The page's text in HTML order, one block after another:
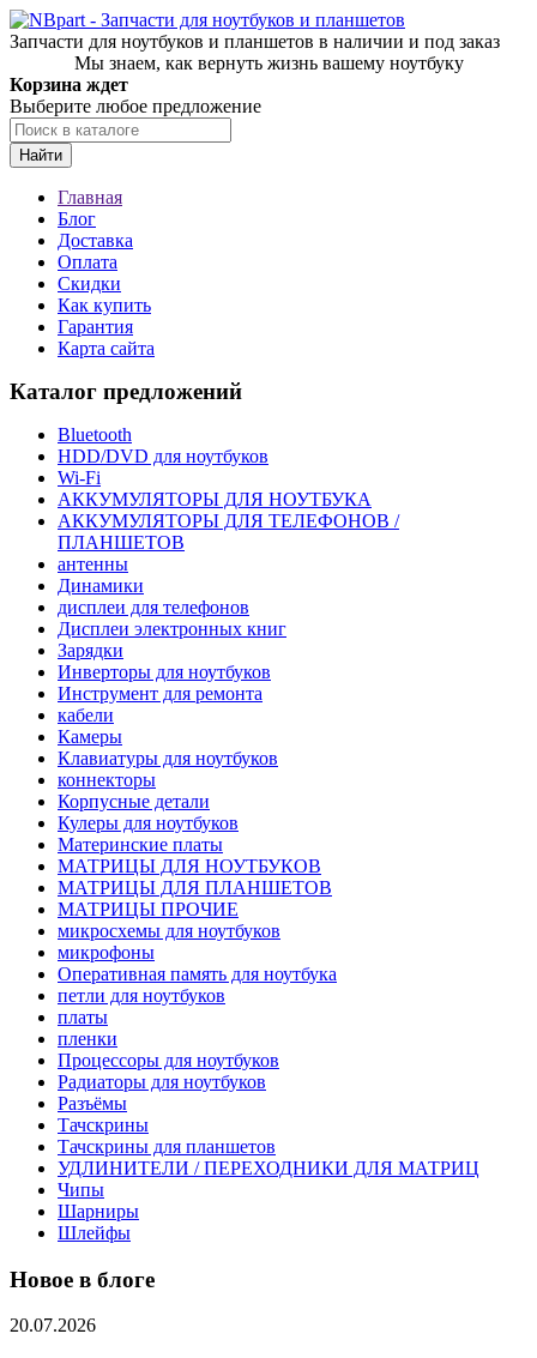
Запчасти для ноутбуков и планшетов в наличии и под заказ
Мы знаем, как вернуть жизнь вашему ноутбуку
Корзина ждет
Выберите любое предложение
Найти
Главная
Блог
Доставка
Оплата
Скидки
Как купить
Гарантия
Карта сайта
Каталог предложений
Bluetooth
HDD/DVD для ноутбуков
Wi-Fi
АККУМУЛЯТОРЫ ДЛЯ НОУТБУКА
АККУМУЛЯТОРЫ ДЛЯ ТЕЛЕФОНОВ /
ПЛАНШЕТОВ
антенны
Динамики
дисплеи для телефонов
Дисплеи электронных книг
Зарядки
Инверторы для ноутбуков
Инструмент для ремонта
кабели
Камеры
Клавиатуры для ноутбуков
коннекторы
Корпусные детали
Кулеры для ноутбуков
Материнские платы
МАТРИЦЫ ДЛЯ НОУТБУКОВ
МАТРИЦЫ ДЛЯ ПЛАНШЕТОВ
МАТРИЦЫ ПРОЧИЕ
микросхемы для ноутбуков
микрофоны
Оперативная память для ноутбука
петли для ноутбуков
платы
пленки
Процессоры для ноутбуков
Радиаторы для ноутбуков
Разъёмы
Тачскрины
Тачскрины для планшетов
УДЛИНИТЕЛИ / ПЕРЕХОДНИКИ ДЛЯ МАТРИЦ
Чипы
Шарниры
Шлейфы
Новое в блоге
20.07.2026